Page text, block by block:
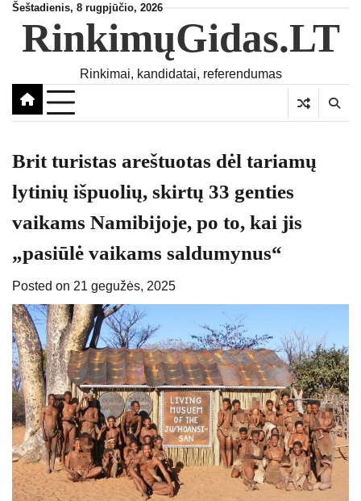
Skip
content
Šeštadienis, 8 rugpjūčio, 2026
RinkimųGidas.LT
Rinkimai, kandidatai, referendumas
Brit turistas areštuotas dėl tariamų
lytinių išpuolių, skirtų 33 genties
vaikams Namibijoje, po to, kai jis
„pasiūlė vaikams saldumynus“
Posted on 21 gegužės, 2025